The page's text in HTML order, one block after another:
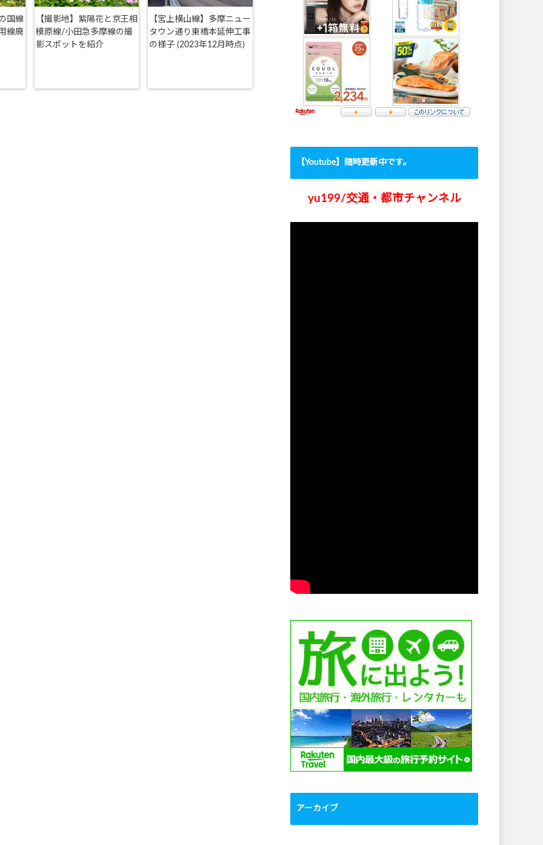
国線
線廃
【撮影地】紫陽花と京王相
模原線/小田急多摩線の撮
影スポットを紹介
【宮上横山線】多摩ニュー
タウン通り東橋本延伸工事
の様子 (2023年12月時点)
【Youtube】随時更新中です。
yu199/交通・都市チャンネル
アーカイブ